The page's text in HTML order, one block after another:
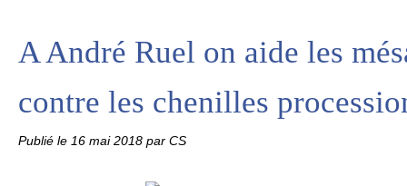
A André Ruel on aide les
contre les chenilles
Publié le 16 mai 2018 par CS